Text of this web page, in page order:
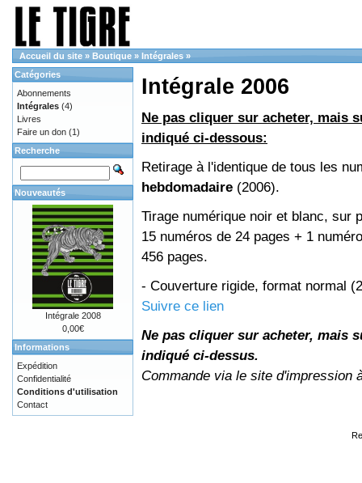
Accueil du site » Boutique » Intégrales »
Intégrale 2006
Ne pas cliquer sur acheter, mais
indiqué ci-dessous:
Retirage à l'identique de tous les
hebdomadaire (2006).
Tirage numérique noir et blanc, sur
15 numéros de 24 pages + 1
456 pages.
- Couverture rigide, format normal
Suivre ce lien
Ne pas cliquer sur acheter, mais
indiqué ci-dessus.
Commande via le site d'impression
Catégories
Abonnements
Intégrales (4)
Livres
Faire un don (1)
Recherche
Nouveautés
Intégrale 2008
0,00€
Informations
Expédition
Confidentialité
Conditions d'utilisation
Contact